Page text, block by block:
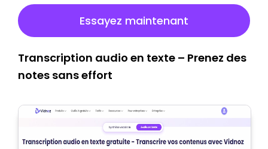
Essayez maintenant
Transcription audio en texte – Prenez des
notes sans effort